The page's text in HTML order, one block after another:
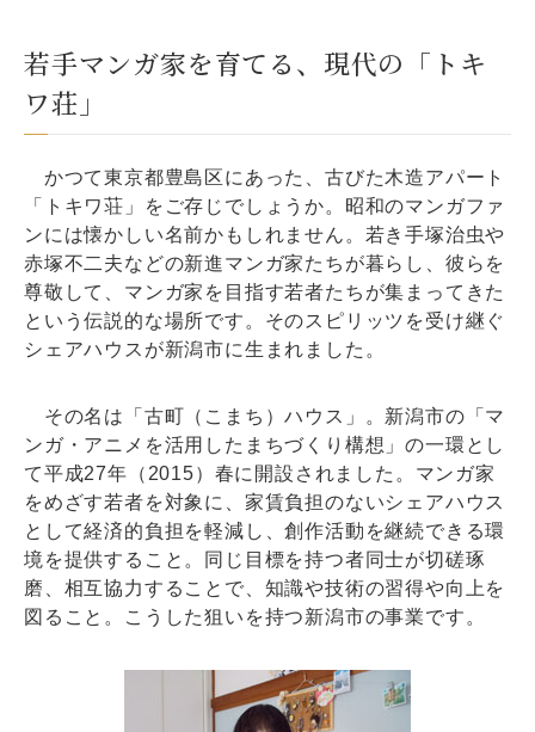
若手マンガ家を育てる、現代の「トキ
ワ荘」
かつて東京都豊島区にあった、古びた木造アパート
「トキワ荘」をご存じでしょうか。昭和のマンガファ
ンには懐かしい名前かもしれません。若き手塚治虫や
赤塚不二夫などの新進マンガ家たちが暮らし、彼らを
尊敬して、マンガ家を目指す若者たちが集まってきた
という伝説的な場所です。そのスピリッツを受け継ぐ
シェアハウスが新潟市に生まれました。
その名は「古町（こまち）ハウス」。新潟市の「マ
ンガ・アニメを活用したまちづくり構想」の一環とし
て平成27年（2015）春に開設されました。マンガ家
をめざす若者を対象に、家賃負担のないシェアハウス
として経済的負担を軽減し、創作活動を継続できる環
境を提供すること。同じ目標を持つ者同士が切磋琢
磨、相互協力することで、知識や技術の習得や向上を
図ること。こうした狙いを持つ新潟市の事業です。